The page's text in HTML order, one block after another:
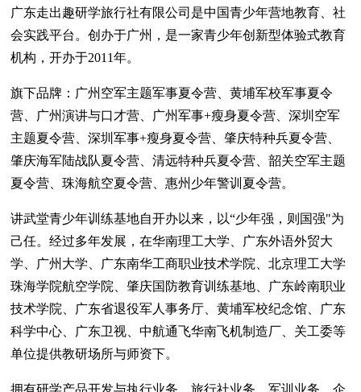
广东走出趣研学旅行社有限公司是中国青少年营地教育、社
会实践平台。创办于广州，是一家青少年创新型体验式教育
机构，开办于2011年。
旗下品牌：广州空军主题军事夏令营、黄埔军校军事夏令
营、广州演讲与口才营、广州军事+瘦身夏令营、深圳空军
主题夏令营、深圳军事+瘦身夏令营、肇庆特种兵夏令营、
肇庆海军陆战队夏令营、清远特种兵夏令营、韶关空军主题
夏令营、珠海航空夏令营、惠州少年警训夏令营。
讲武堂青少年训练基地自开办以来，以“少年强，则国强"为
己任。经过多年发展，在华南理工大学、广东外语外贸大
学、广州大学、广东南华工商职业技术学院、北京理工大学
珠海学院航空学院、肇庆国防教育训练基地、广东岭南职业
技术学院、广东省退役军人事务厅、黄埔军校纪念馆、广东
科学中心、广东卫视、中航通飞华南飞机制造厂、关工委等
单位提供教研场所与师资下。
拥有研学产品开发与执行业务、旅行社业务、军训业务、企